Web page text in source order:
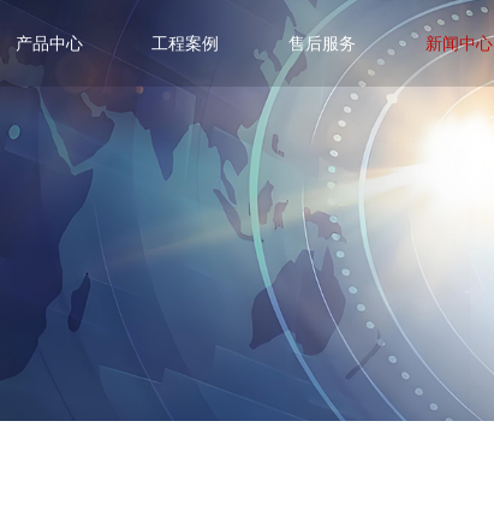
产品中心 工程案例 售后服务 新闻中心